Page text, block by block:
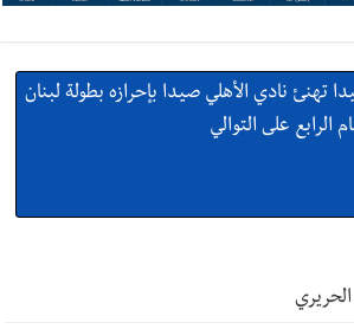
تهنئ نادي الأهلي صيدا بإحرازه بطولة لبنان
الرابع على التوالي